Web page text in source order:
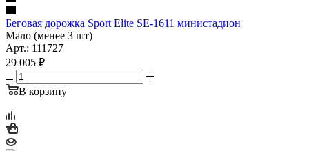
Беговая дорожка Sport Elite SE-1611 министадион
Мало (менее 3 шт)
Арт.: 111727
29 005 ₽
В корзину